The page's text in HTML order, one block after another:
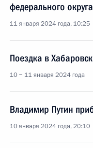
федерального округа
11 января 2024 года, 10:25
Поездка в
10 − 11 января 2024 года
Владимир Путин
10 января 2024 года, 20:10